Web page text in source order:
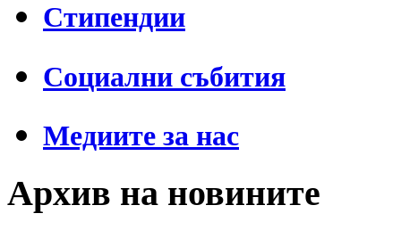
Стипендии
Социални събития
Медиите за нас
Архив на новините